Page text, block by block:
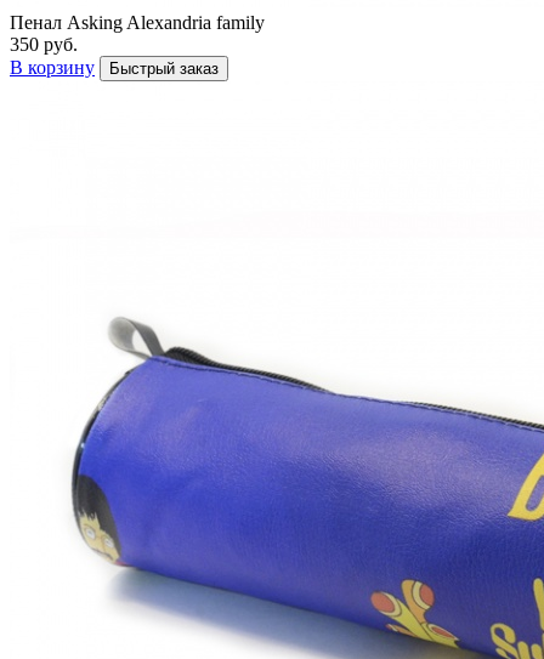
Пенал Asking Alexandria family
350 руб.
В корзину
Быстрый заказ